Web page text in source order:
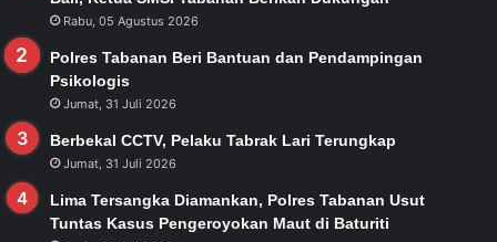
Rabu, 05 Agustus 2026
Polres Tabanan Beri Bantuan dan Pendampingan
Psikologis
Jumat, 31 Juli 2026
Berbekal CCTV, Pelaku Tabrak Lari Terungkap
Jumat, 31 Juli 2026
Lima Tersangka Diamankan, Polres Tabanan Usut
Tuntas Kasus Pengeroyokan Maut di Baturiti